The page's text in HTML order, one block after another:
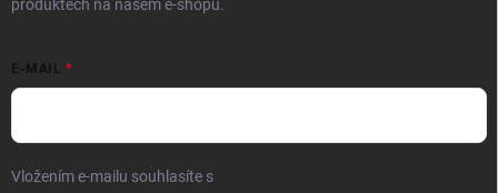
produktech na našem e-shopu.
E-MAIL
Vložením e-mailu souhlasíte s